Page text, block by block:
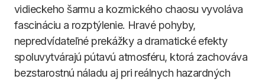
vidieckeho šarmu a kozmického chaosu vyvoláva
fascináciu a rozptýlenie. Hravé pohyby,
nepredvídateľné prekážky a dramatické efekty
spoluvytvárajú pútavú atmosféru, ktorá zachováva
bezstarostnú náladu aj pri reálnych hazardných